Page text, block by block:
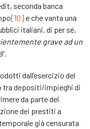
seconda banca
[10] e che vanta una
italiani, di per sé,
grave ad un
”.
dall’esercizio del
tra depositi/impieghi di
da parte del
dei prestiti a
già censurata